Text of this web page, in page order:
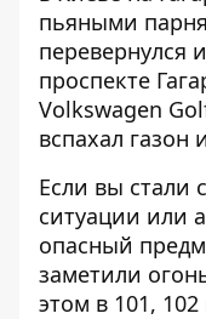
пьяными
перевернулся
проспекте
Volkswagen
вспахал газон
Если вы стали
ситуации или
опасный
заметили
этом в 101,